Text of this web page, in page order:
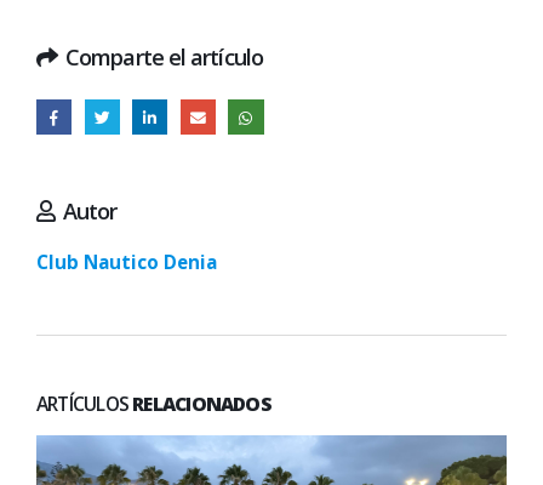
Comparte el artículo
Autor
Club Nautico Denia
ARTÍCULOSRELACIONADOS